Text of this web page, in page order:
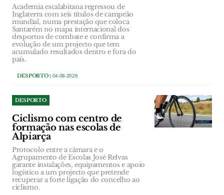
Academia escalabitana regressou de
Inglaterra com seis títulos de campeão
mundial, numa prestação que coloca
Santarém no mapa internacional dos
desportos de combate e confirma a
evolução de um projecto que tem
acumulado resultados dentro e fora do
país.
DESPORTO| 04-08-2026
DESPORTO
Ciclismo com centro de
formação nas escolas de
Alpiarça
Protocolo entre a câmara e o
Agrupamento de Escolas José Relvas
garante instalações, equipamentos e apoio
logístico a um projecto que pretende
recuperar a forte ligação do concelho ao
ciclismo.